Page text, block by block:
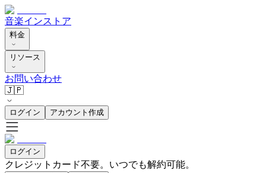
音楽インストア
料金
リソース
お問い合わせ
🇯🇵
ログイン アカウント作成
ログイン
クレジットカード不要。いつでも解約可能。